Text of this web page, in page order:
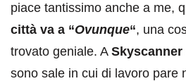
piace tantissimo anche a me,
città va a “Ovunque“, una
trovato geniale. A
sono sale in cui di lavoro pare